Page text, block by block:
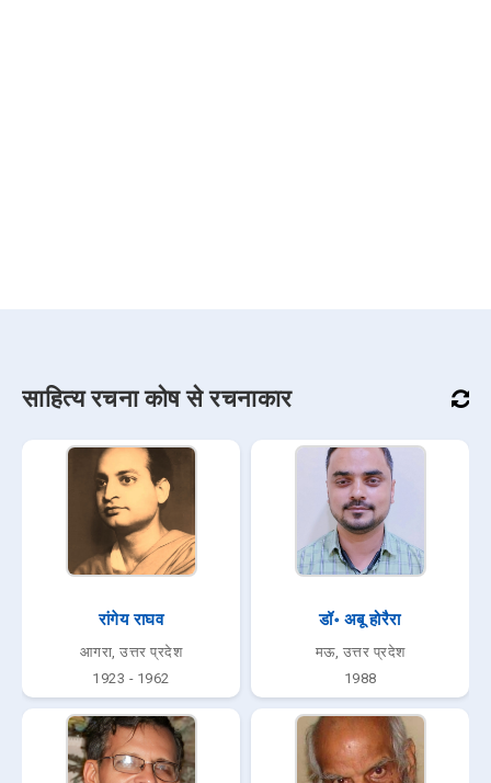
साहित्य रचना कोष से रचनाकार
रांगेय राघव
आगरा, उत्तर प्रदेश
1923 - 1962
डॉ॰ अबू होरैरा
मऊ, उत्तर प्रदेश
1988